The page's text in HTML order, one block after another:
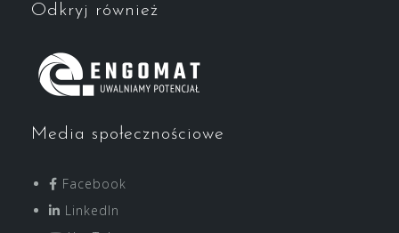
Odkryj również
Media społecznościowe
Facebook
LinkedIn